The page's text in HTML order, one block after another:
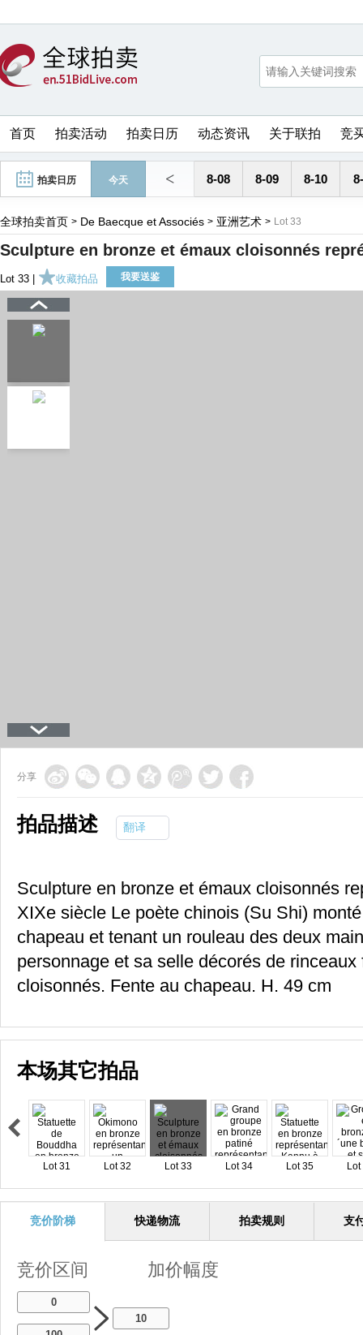
首页 拍卖活动 拍卖日历 动态资讯 关于联拍 竞
拍卖日历 今天 < 8-08 8-09 8-10
全球拍卖首页 > De Baecque et Associés > 亚洲艺术 > Lot 33
Sculpture en bronze et émaux cloisonnés
Lot 33 | 收藏拍品 我要送鉴
分享
拍品描述 翻译
Sculpture en bronze et émaux cloisonnés
XIXe siècle Le poète chinois (Su Shi)
chapeau et tenant un rouleau des deux
personnage et sa selle décorés de
cloisonnés. Fente au chapeau. H. 49 cm
本场其它拍品
Lot 31 Lot 32 Lot 33 Lot 34 Lot 35
竞价阶梯 快递物流 拍卖规则 支
竞价区间 加价幅度
0
10